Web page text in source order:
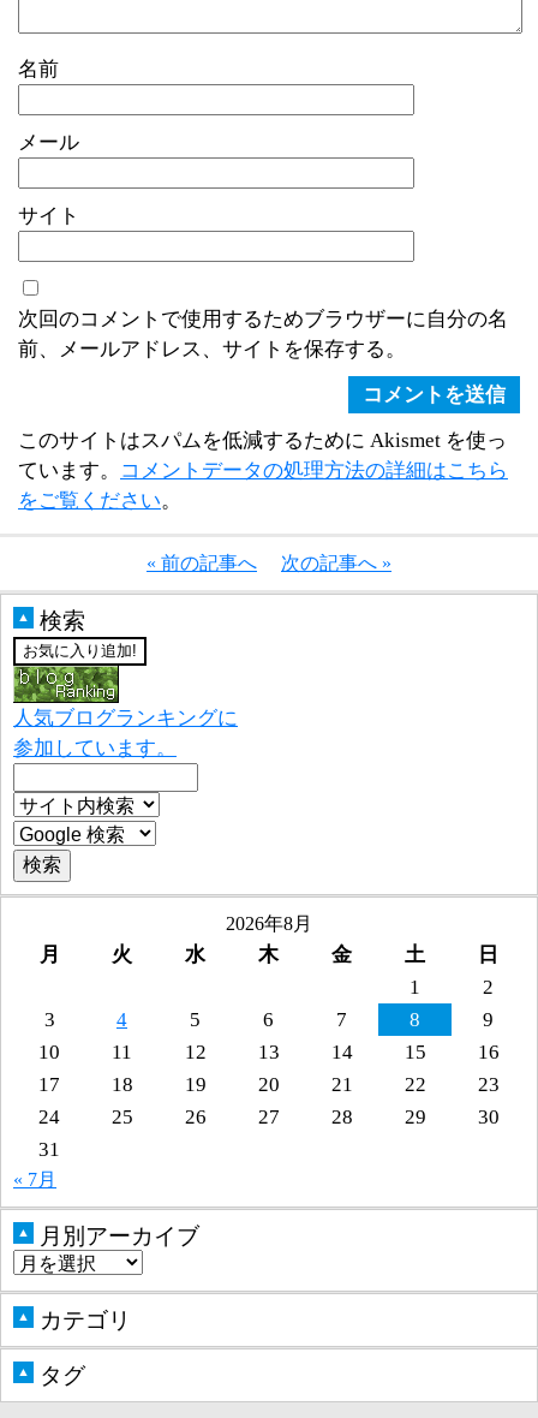
名前
メール
サイト
次回のコメントで使用するためブラウザーに自分の名
前、メールアドレス、サイトを保存する。
このサイトはスパムを低減するために Akismet を使っ
ています。
コメントデータの処理方法の詳細はこちら
をご覧ください。
« 前の記事へ 次の記事へ »
▲ 検索
人気ブログランキングに
参加しています。
2026年8月
月 火 水 木 金 土
日
1
2
3
4 5 6 7 8
9
10
11 12 13 14 15
16
17
18 19 20 21 22
23
24
25 26 27 28 29
30
31
« 7月
▲ 月別アーカイブ
▲ カテゴリ
▲ タグ